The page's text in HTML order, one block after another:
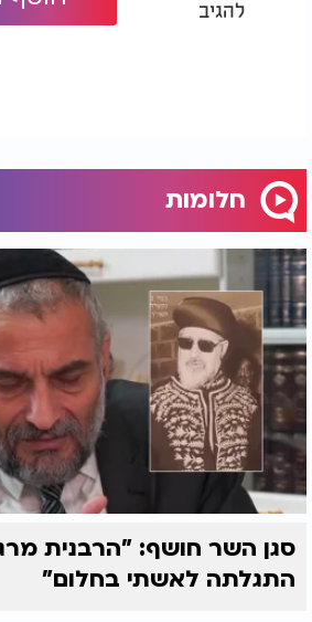
טרוד בחלום הקודם והרהר בו,
אלו, כמובן בזהירות הראויה על פי
הקבלה.
להגיב
חלומות
סגן השר חושף: "הרבנית
התגלתה לאשתי בחלום"